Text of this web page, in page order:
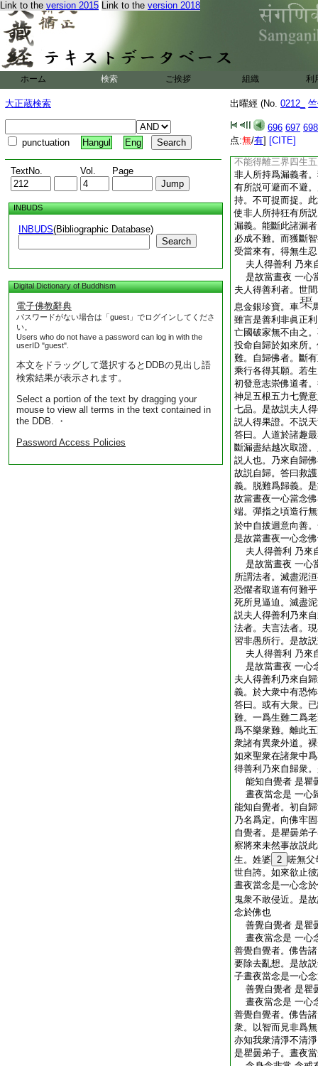
Link to the version 2015 Link to the version 2018
ホーム 検索 ご挨拶 組織 利
大正蔵検索
punctuation Hangul Eng
TextNo. Vol. Page
INBUDS
INBUDS(Bibliographic Database)
Search
Digital Dictionary of Buddhism
電子佛教辭典
パスワードがない場合は「guest」でログインしてくださ
い。
Users who do not have a password can log in with the
userID "guest".
本文をドラッグして選択するとDDBの見出し語
検索結果が表示されます。
Select a portion of the text by dragging your
mouse to view all terms in the text contained in
the DDB. ・
Password Access Policies
出曜經 (No. 0212_
696 697 698
点:無/有] [CITE]
何。以何故名爲漏
爲漏義 9
渧爲漏義
爲漏義。住爲漏義
答曰漏也。色無色
是以三有水。漬宿
漬爲漏義也。＊渧
深渠溝澗母人慈 10
漏義也。増上爲漏
尊卑貴賤各有所在
西縱逸。此衆生類
不能得離三界四生
非人所持爲漏義者
有所説可避而不避
持。不可捉而捉。
使非人所持狂有所
漏義。能斷此諸漏
必成不難。而獲斷
受當來有。得無生
夫人得善利 乃來
是故當晝夜 一心
夫人得善利者。世
息金銀珍寶。車
雖言是善利非眞正
亡國破家無不由之
投命自歸於如來所
難。自歸佛者。斷
乘行各得其願。若
初發意志崇佛道者
神足五根五力七覺
七品。是故説夫人
説人得果證。不説
答曰。人道於諸趣
斷漏盡結越次取證
説人也。乃來自歸
故説自歸。答曰救
義。脱難爲歸義。
故當晝夜一心當念
端。彈指之頃造行
於中自拔迴意向善
是故當晝夜一心念
夫人得善利 乃來
是故當晝夜 一心
所謂法者。滅盡泥
恐懼者取道有何難
死所見逼迫。滅盡
説夫人得善利乃來
法者。夫言法者。
習非愚所行。是故
夫人得善利 乃來
是故當晝夜 一心
夫人得善利乃來自
義。於大衆中有恐
答曰。或有大衆。
難。一爲生難二爲
爲不樂衆難。離此
衆諸有異衆外道。
如來聖衆在諸衆中
得善利乃來自歸衆
能知自覺者 是瞿
晝夜當念是 一心
能知自覺者。初自
乃名爲定。向佛牢
自覺者。是瞿曇弟
察將來未然事故説
生。姓婆 2 嗟無父
世自誇。如來欲止
晝夜當念是一心念
鬼衆不敢侵近。是
念於佛也
善覺自覺者 是瞿
晝夜當念是 一心
善覺自覺者。佛告
要除去亂想。是故
子晝夜當念是一心
善覺自覺者 是瞿
晝夜當念是 一心
善覺自覺者。佛告
衆。以智而見非爲
亦知我衆清淨不清
是瞿曇弟子。晝夜